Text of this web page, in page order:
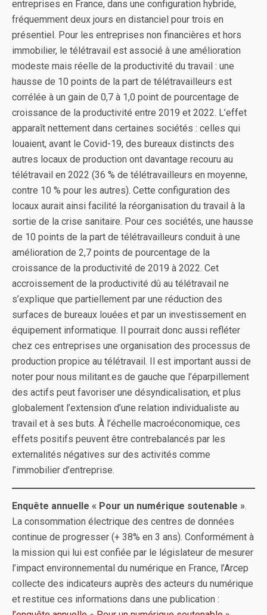
entreprises en France, dans une configuration hybride,
fréquemment deux jours en distanciel pour trois en
présentiel. Pour les entreprises non financières et hors
immobilier, le télétravail est associé à une amélioration
modeste mais réelle de la productivité du travail : une
hausse de 10 points de la part de télétravailleurs est
corrélée à un gain de 0,7 à 1,0 point de pourcentage de
croissance de la productivité entre 2019 et 2022. L’effet
apparaît nettement dans certaines sociétés : celles qui
louaient, avant le Covid-19, des bureaux distincts des
autres locaux de production ont davantage recouru au
télétravail en 2022 (36 % de télétravailleurs en moyenne,
contre 10 % pour les autres). Cette configuration des
locaux aurait ainsi facilité la réorganisation du travail à la
sortie de la crise sanitaire. Pour ces sociétés, une hausse
de 10 points de la part de télétravailleurs conduit à une
amélioration de 2,7 points de pourcentage de la
croissance de la productivité de 2019 à 2022. Cet
accroissement de la productivité dû au télétravail ne
s’explique que partiellement par une réduction des
surfaces de bureaux louées et par un investissement en
équipement informatique. Il pourrait donc aussi refléter
chez ces entreprises une organisation des processus de
production propice au télétravail. Il est important aussi de
noter pour nous militant.es de gauche que l’éparpillement
des actifs peut favoriser une désyndicalisation, et plus
globalement l’extension d’une relation individualiste au
travail et à ses buts. À l’échelle macroéconomique, ces
effets positifs peuvent être contrebalancés par les
externalités négatives sur des activités comme
l’immobilier d’entreprise.
Enquête annuelle « Pour un numérique soutenable ».
La consommation électrique des centres de données
continue de progresser (+ 38% en 3 ans). Conformément à
la mission qui lui est confiée par le législateur de mesurer
l’impact environnemental du numérique en France, l’Arcep
collecte des indicateurs auprès des acteurs du numérique
et restitue ces informations dans une publication :